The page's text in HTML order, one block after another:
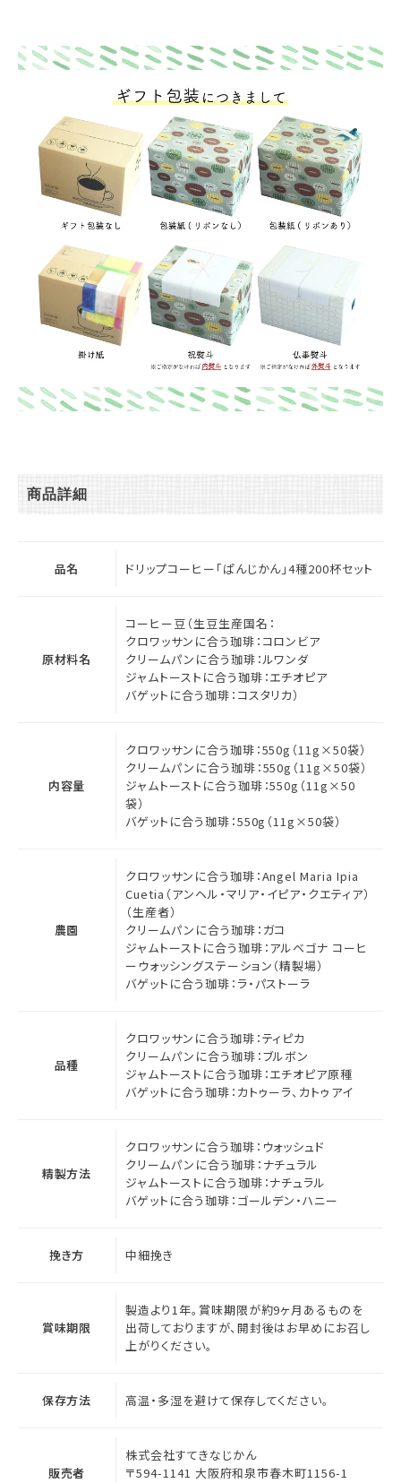
商品詳細
品名 ドリップコーヒー「ぱんじかん」4種200杯セット
原材料名
コーヒー豆（生豆生産国名：
クロワッサンに合う珈琲：コロンビア
クリームパンに合う珈琲：ルワンダ
ジャムトーストに合う珈琲：エチオピア
バゲットに合う珈琲：コスタリカ）
内容量
クロワッサンに合う珈琲：550g（11g×50袋）
クリームパンに合う珈琲：550g（11g×50袋）
ジャムトーストに合う珈琲：550g（11g×50
袋）
バゲットに合う珈琲：550g（11g×50袋）
農園
クロワッサンに合う珈琲：Angel Maria Ipia
Cuetia（アンヘル・マリア・イピア・クエティア）
（生産者）
クリームパンに合う珈琲：ガコ
ジャムトーストに合う珈琲：アルベゴナ コーヒ
ーウォッシングステーション（精製場）
バゲットに合う珈琲：ラ・パストーラ
品種
クロワッサンに合う珈琲：ティピカ
クリームパンに合う珈琲：ブルボン
ジャムトーストに合う珈琲：エチオピア原種
バゲットに合う珈琲：カトゥーラ、カトゥアイ
精製方法
クロワッサンに合う珈琲：ウォッシュド
クリームパンに合う珈琲：ナチュラル
ジャムトーストに合う珈琲：ナチュラル
バゲットに合う珈琲：ゴールデン・ハニー
挽き方 中細挽き
賞味期限
製造より1年。賞味期限が約9ヶ月あるものを
出荷しておりますが、開封後はお早めにお召し
上がりください。
保存方法 高温・多湿を避けて保存してください。
販売者
株式会社すてきなじかん
〒594-1141 大阪府和泉市春木町1156-1